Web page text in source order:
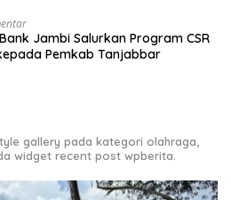
Jambi Salurkan Program CSR
Pemkab Tanjabbar
gallery pada kategori olahraga,
widget recent post wpberita.